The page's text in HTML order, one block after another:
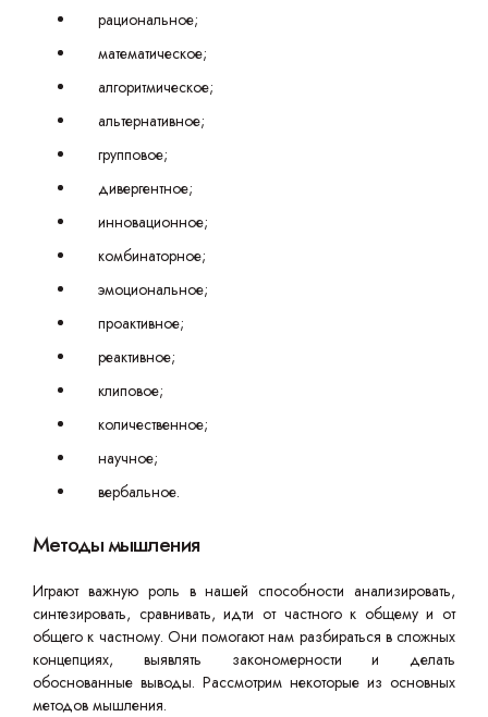
рациональное;
математическое;
алгоритмическое;
альтернативное;
групповое;
дивергентное;
инновационное;
комбинаторное;
эмоциональное;
проактивное;
реактивное;
клиповое;
количественное;
научное;
вербальное.
Методы мышления
Играют важную роль в нашей способности анализировать,
синтезировать, сравнивать, идти от частного к общему и от
общего к частному. Они помогают нам разбираться в сложных
концепциях, выявлять закономерности и делать
обоснованные выводы. Рассмотрим некоторые из основных
методов мышления.